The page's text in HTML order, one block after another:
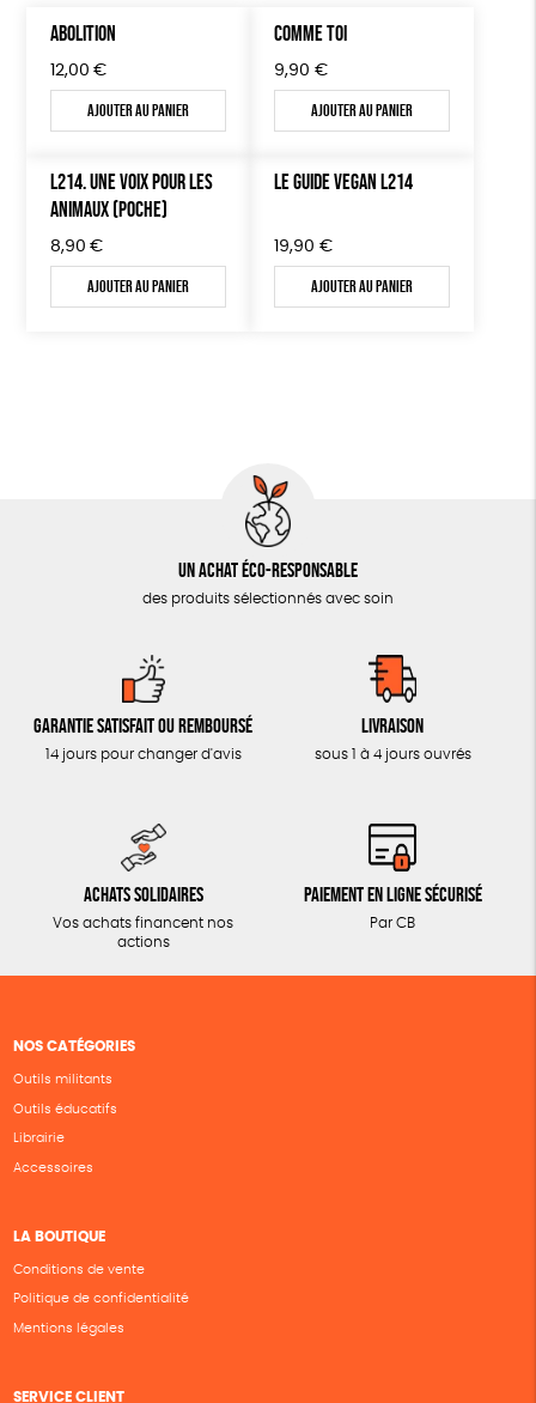
ABOLITION
12,00 €
Ajouter au panier
COMME TOI
9,90 €
Ajouter au panier
L214. UNE VOIX POUR LES
ANIMAUX (POCHE)
8,90 €
Ajouter au panier
LE GUIDE VEGAN L214
19,90 €
Ajouter au panier
Un achat éco-responsable
des produits sélectionnés avec soin
Garantie satisfait ou remboursé
14 jours pour changer d'avis
Livraison
sous 1 à 4 jours ouvrés
Achats solidaires
Vos achats financent nos
actions
Paiement en ligne sécurisé
Par CB
NOS CATÉGORIES
Outils militants
Outils éducatifs
Librairie
Accessoires
LA BOUTIQUE
Conditions de vente
Politique de confidentialité
Mentions légales
SERVICE CLIENT